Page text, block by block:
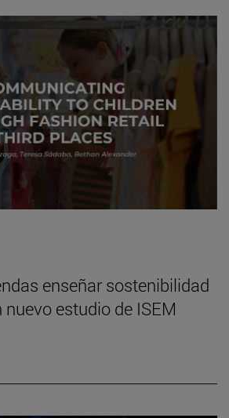
enseñar sostenibilidad
nuevo estudio de ISEM